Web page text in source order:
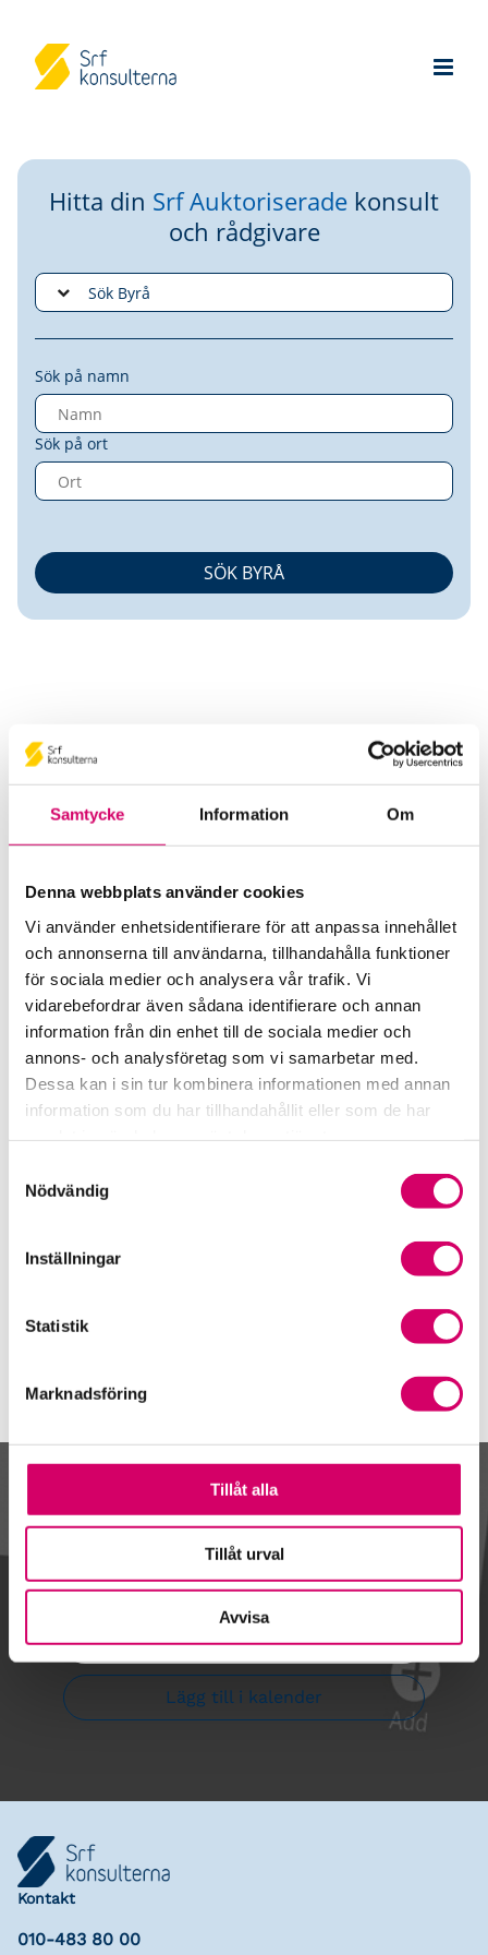
Samtycke Information Om
Denna webbplats använder cookies
Vi använder enhetsidentifierare för att anpassa innehållet
och annonserna till användarna, tillhandahålla funktioner
för sociala medier och analysera vår trafik. Vi
vidarebefordrar även sådana identifierare och annan
information från din enhet till de sociala medier och
annons- och analysföretag som vi samarbetar med.
Dessa kan i sin tur kombinera informationen med annan
information som du har tillhandahållit eller som de har
Nödvändig
Inställningar
Statistik
Marknadsföring
Tillåt alla
Tillåt urval
Avvisa
Hitta din Srf Auktoriserade konsult
och rådgivare
Sök på namn
Sök på ort
EBIS Redovisning AB
Srf Auktoriserade konsulter
Auktoriserad Redovisningskonsult, Srf Certifierad
Affärsrådgivare
Skicka e-post
0250-162 25
Mora
Annika Eriksson
Auktoriserad Redovisnings- och Lönekonsult
Skicka e-post
Åsa Back
Skicka e-post
Gå till kalendariet
Lägg till i kalender
Kontakt
010-483 80 00